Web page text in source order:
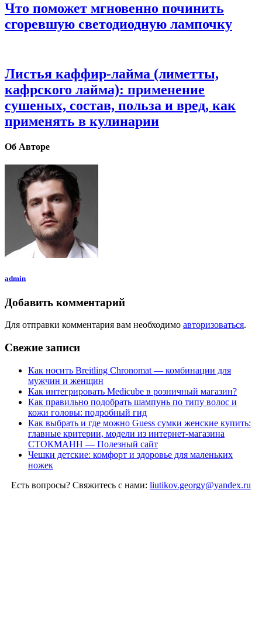
Что поможет мгновенно починить
сгоревшую светодиодную лампочку
Листья каффир-лайма (лиметты,
кафрского лайма): применение
сушеных, состав, польза и вред, как
применять в кулинарии
Об Авторе
admin
Добавить комментарий
Для отправки комментария вам необходимо авторизоваться.
Свежие записи
Как носить Breitling Chronomat — комбинации для
мужчин и женщин
Как интегрировать Medicube в розничный магазин?
Как правильно подобрать шампунь по типу волос и
кожи головы: подробный гид
Как выбрать и где можно Guess сумки женские купить:
главные критерии, модели из интернет-магазина
СТОКМАНН — Полезный сайт
Чешки детские: комфорт и здоровье для маленьких
ножек
Есть вопросы? Свяжитесь с нами: liutikov.georgy@yandex.ru